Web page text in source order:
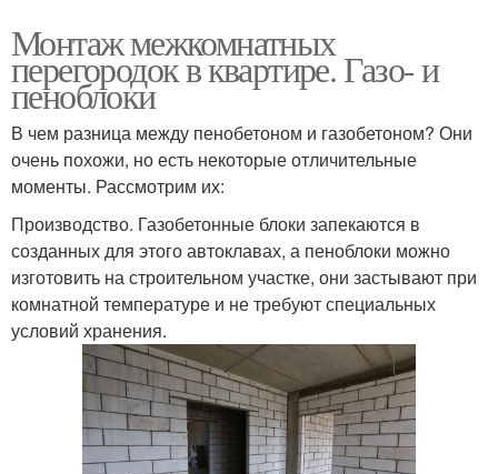
Монтаж межкомнатных
перегородок в квартире. Газо- и
пеноблоки
В чем разница между пенобетоном и газобетоном? Они
очень похожи, но есть некоторые отличительные
моменты. Рассмотрим их:
Производство. Газобетонные блоки запекаются в
созданных для этого автоклавах, а пеноблоки можно
изготовить на строительном участке, они застывают при
комнатной температуре и не требуют специальных
условий хранения.